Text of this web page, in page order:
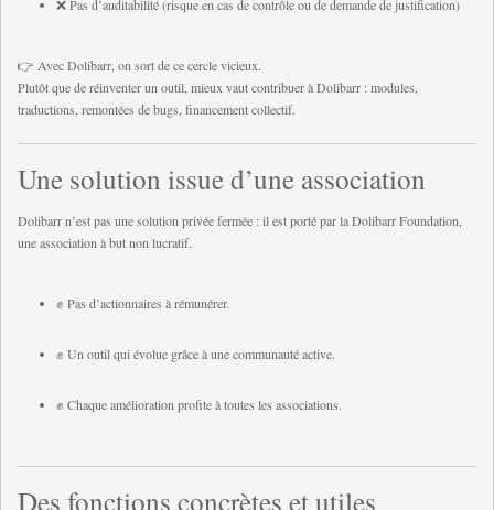
❌ Pas d’auditabilité (risque en cas de contrôle ou de demande de justification)
👉 Avec Dolibarr, on sort de ce cercle vicieux.
Plutôt que de réinventer un outil, mieux vaut contribuer à Dolibarr : modules,
traductions, remontées de bugs, financement collectif.
Une solution issue d’une association
Dolibarr n’est pas une solution privée fermée : il est porté par la Dolibarr Foundation,
une association à but non lucratif.
✊ Pas d’actionnaires à rémunérer.
✊ Un outil qui évolue grâce à une communauté active.
✊ Chaque amélioration profite à toutes les associations.
Des fonctions concrètes et utiles